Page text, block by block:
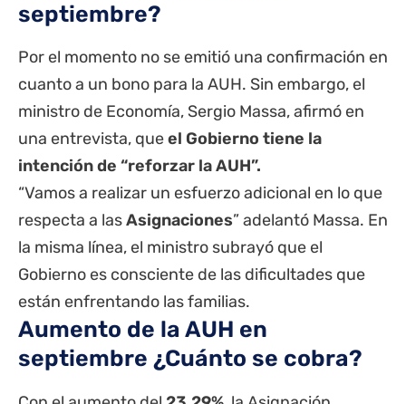
septiembre?
Por el momento no se emitió una confirmación en
cuanto a un bono para la AUH. Sin embargo, el
ministro de Economía, Sergio Massa, afirmó en
una entrevista, queel Gobierno tiene la
intención de “reforzar la AUH”.
“Vamos a realizar un esfuerzo adicional en lo que
respecta a lasAsignaciones” adelantó Massa. En
la misma línea, el ministro subrayó que el
Gobierno es consciente de las dificultades que
están enfrentando las familias.
Aumento de la AUH en
septiembre ¿Cuánto se cobra?